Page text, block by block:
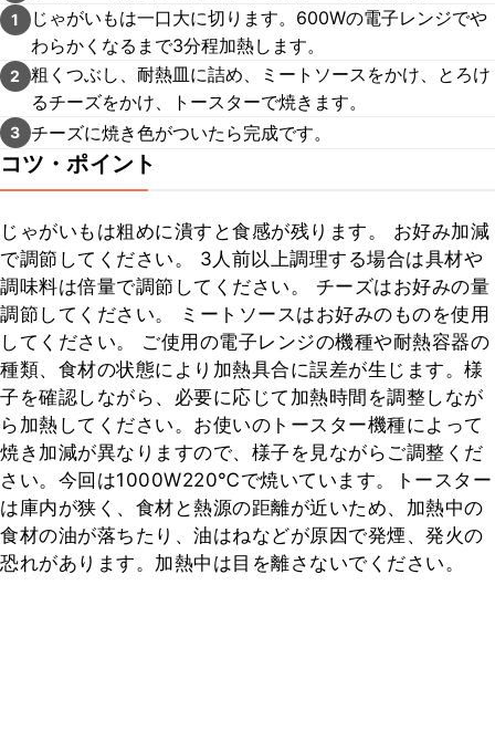
1
じゃがいもは一口大に切ります。600Wの電子レンジでや
わらかくなるまで3分程加熱します。
2
粗くつぶし、耐熱皿に詰め、ミートソースをかけ、とろけ
るチーズをかけ、トースターで焼きます。
3 チーズに焼き色がついたら完成です。
コツ・ポイント
じゃがいもは粗めに潰すと食感が残ります。 お好み加減
で調節してください。 3人前以上調理する場合は具材や
調味料は倍量で調節してください。 チーズはお好みの量
調節してください。 ミートソースはお好みのものを使用
してください。 ご使用の電子レンジの機種や耐熱容器の
種類、食材の状態により加熱具合に誤差が生じます。様
子を確認しながら、必要に応じて加熱時間を調整しなが
ら加熱してください。お使いのトースター機種によって
焼き加減が異なりますので、様子を見ながらご調整くだ
さい。今回は1000W220℃で焼いています。トースター
は庫内が狭く、食材と熱源の距離が近いため、加熱中の
食材の油が落ちたり、油はねなどが原因で発煙、発火の
恐れがあります。加熱中は目を離さないでください。